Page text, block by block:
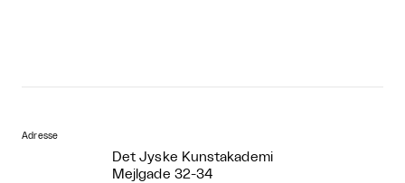
Adresse
Det Jyske Kunstakademi
Mejlgade 32-34